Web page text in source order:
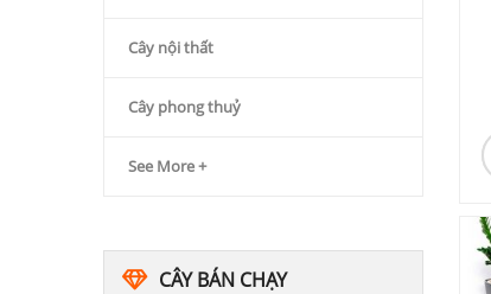
Cây nội thất
Cây phong thuỷ
See More +
CÂY BÁN CHẠY